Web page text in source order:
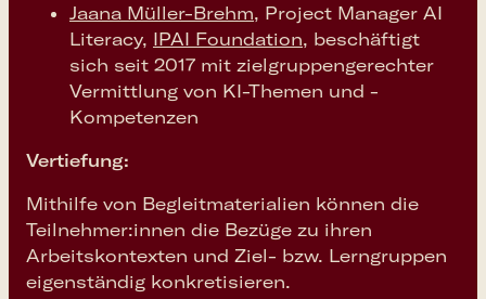
Jaana Müller-Brehm, Project Manager AI
Literacy, IPAI Foundation, beschäftigt
sich seit 2017 mit zielgruppengerechter
Vermittlung von KI-Themen und -
Kompetenzen
Vertiefung:
Mithilfe von Begleitmaterialien können die
Teilnehmer:innen die Bezüge zu ihren
Arbeitskontexten und Ziel- bzw. Lerngruppen
eigenständig konkretisieren.